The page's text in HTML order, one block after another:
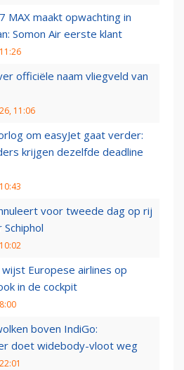
MAX maakt opwachting in
Somon Air eerste klant
officiële naam vliegveld van
11:06
om easyJet gaat verder:
krijgen dezelfde deadline
voor tweede dag op rij
Schiphol
wijst Europese airlines op
in de cockpit
boven IndiGo:
doet widebody-vloot weg